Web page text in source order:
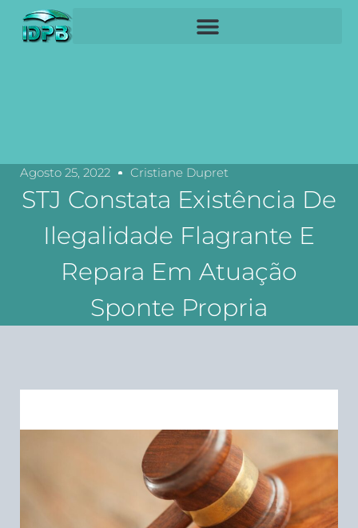
Agosto 25, 2022 Cristiane Dupret
STJ Constata Existência De
Ilegalidade Flagrante E
Repara Em Atuação
Sponte Propria